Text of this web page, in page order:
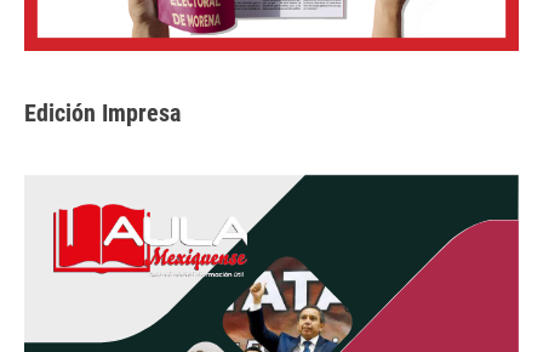
Edición Impresa